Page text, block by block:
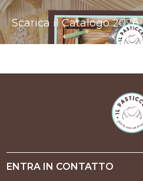
Scarica il Catalogo 2026
ENTRA IN CONTATTO